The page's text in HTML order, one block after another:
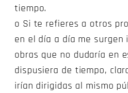
tiempo.
o Si te refieres a otros
en el día a día me surgen
obras que no dudaría en
dispusiera de tiempo,
irían dirigidas al mismo